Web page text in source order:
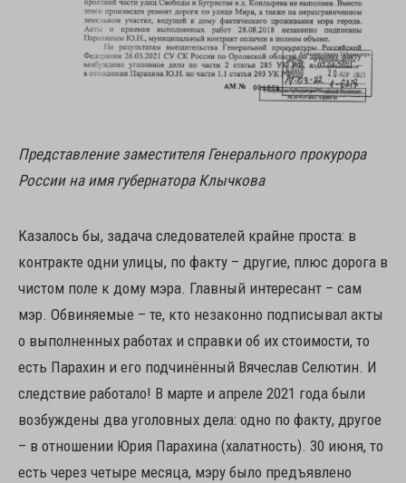
Представление заместителя Генерального прокурора
России на имя губернатора Клычкова
Казалось бы, задача следователей крайне проста: в
контракте одни улицы, по факту – другие, плюс дорога в
чистом поле к дому мэра. Главный интересант – сам
мэр. Обвиняемые – те, кто незаконно подписывал акты
о выполненных работах и справки об их стоимости, то
есть Парахин и его подчинённый Вячеслав Селютин. И
следствие работало! В марте и апреле 2021 года были
возбуждены два уголовных дела: одно по факту, другое
– в отношении Юрия Парахина (халатность). 30 июня, то
есть через четыре месяца, мэру было предъявлено